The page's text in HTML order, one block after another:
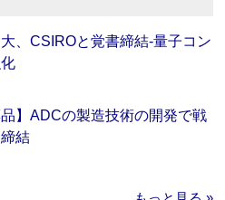
、CSIROと覚書締結‐量子コン
】ADCの製造技術の開発で戦
結